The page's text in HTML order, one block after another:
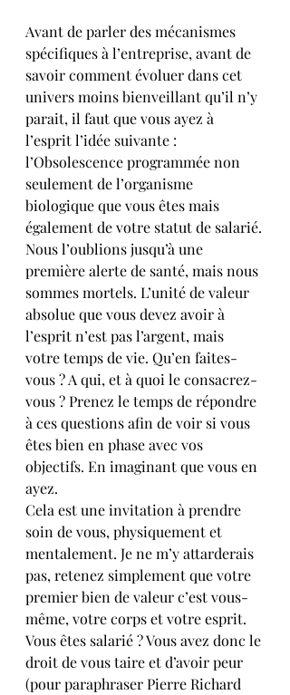
Avant de parler des mécanismes
spécifiques à l’entreprise, avant de
savoir comment évoluer dans cet
univers moins bienveillant qu’il n’y
parait, il faut que vous ayez à
l’esprit l’idée suivante :
l’Obsolescence programmée non
seulement de l’organisme
biologique que vous êtes mais
également de votre statut de salarié.
Nous l’oublions jusqu’à une
première alerte de santé, mais nous
sommes mortels. L’unité de valeur
absolue que vous devez avoir à
l’esprit n’est pas l’argent, mais
votre temps de vie. Qu’en faites-
vous ? A qui, et à quoi le consacrez-
vous ? Prenez le temps de répondre
à ces questions afin de voir si vous
êtes bien en phase avec vos
objectifs. En imaginant que vous en
ayez.
Cela est une invitation à prendre
soin de vous, physiquement et
mentalement. Je ne m’y attarderais
pas, retenez simplement que votre
premier bien de valeur c’est vous-
même, votre corps et votre esprit.
Vous êtes salarié ? Vous avez donc le
droit de vous taire et d’avoir peur
(pour paraphraser Pierre Richard